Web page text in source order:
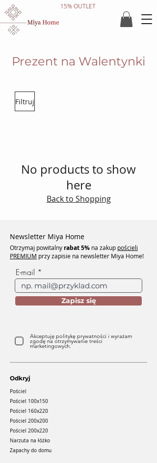
15% OUTLET
Prezent na Walentynki
Filtruj
No products to show
here
Back to Shopping
Newsletter Miya Home
Otrzymaj powitalny rabat5% na zakup pościeli
PREMIUM przy zapisie na newsletter Miya Home!
E-mail
Zapisz się
Akceptuję politykę prywatności i wyrażam
zgodę na otrzymywanie treści
marketingowych.
Odkryj
Pościel
Pościel 100x150
Pościel 160x220
Pościel 200x200
Pościel 200x220
Narzuta na łóżko
Zapachy do domu